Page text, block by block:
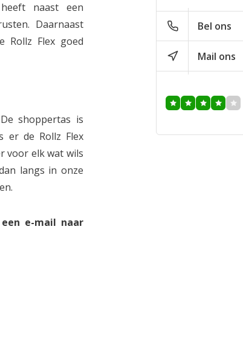
naast een
Daarnaast
Rollz Flex goed
shoppertas is
er de Rollz Flex
voor elk wat wils
langs in onze
e-mail naar
Bel ons
Mail ons